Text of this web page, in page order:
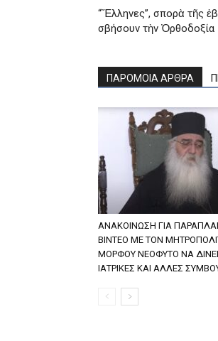
“Ἕλληνες”, σπορὰ τῆς
σβήσουν τὴν Ὀρθοδοξία
ΠΑΡΟΜΟΙΑ ΑΡΘΡΑ
ΑΝΑΚΟΙΝΩΣΗ ΓΙΑ
ΒΙΝΤΕΟ ΜΕ ΤΟΝ
ΜΟΡΦΟΥ ΝΕΟΦΥΤΟ ΝΑ ΔΙΝΕΙ
ΙΑΤΡΙΚΕΣ ΚΑΙ ΑΛΛΕΣ